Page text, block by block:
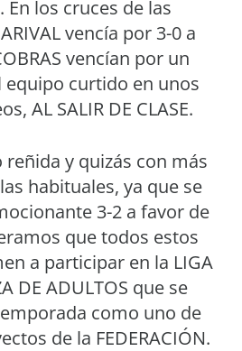
En los cruces de las
vencía por 3-0 a
vencían por un
equipo curtido en unos
AL SALIR DE CLASE.
reñida y quizás con más
habituales, ya que se
3-2 a favor de
que todos estos
a participar en la LIGA
DE ADULTOS que se
como uno de
de la FEDERACIÓN.